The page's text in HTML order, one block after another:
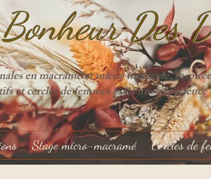
Des
en macramé et micro-macramé,
et cercles de femmes pour une
Stage micro-macramé Cercles de